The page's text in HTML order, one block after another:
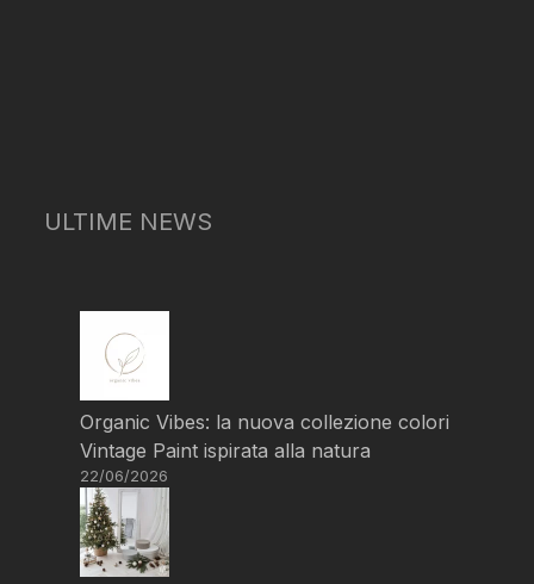
ULTIME NEWS
Organic Vibes: la nuova collezione colori
Vintage Paint ispirata alla natura
22/06/2026